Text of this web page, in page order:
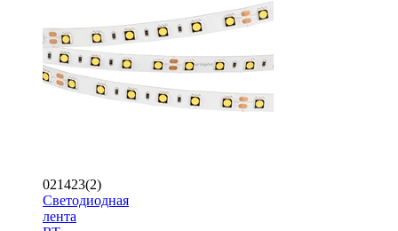
021423(2)
Светодиодная
лента